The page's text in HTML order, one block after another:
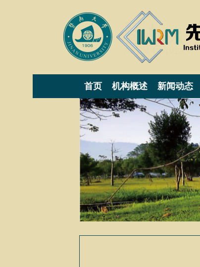
首页 机构概述 新闻动态